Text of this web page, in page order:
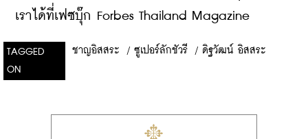
เราได้ที่เฟซบุ๊ก Forbes Thailand Magazine
TAGGED
ON
ชาญอิสสระ / ซูเปอร์ลักชัวรี / ดิฐวัฒน์ อิสสระ